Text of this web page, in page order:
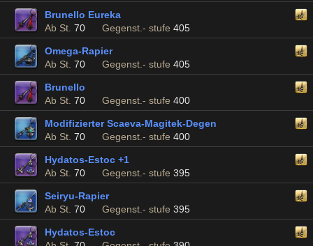
Brunello Eureka
Ab St. 70 Gegenst.- stufe 405
Omega-Rapier
Ab St. 70 Gegenst.- stufe 405
Brunello
Ab St. 70 Gegenst.- stufe 400
Modifizierter Scaeva-Magitek-Degen
Ab St. 70 Gegenst.- stufe 400
Hydatos-Estoc +1
Ab St. 70 Gegenst.- stufe 395
Seiryu-Rapier
Ab St. 70 Gegenst.- stufe 395
Hydatos-Estoc